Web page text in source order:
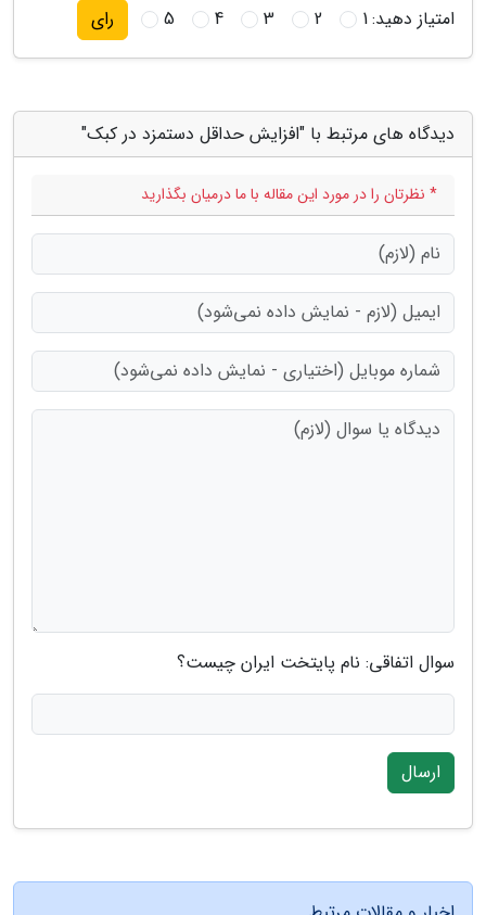
امتیاز دهید:1
2
3
4
5 رای
دیدگاه های مرتبط با "افزایش حداقل دستمزد در کبک"
* نظرتان را در مورد این مقاله با ما درمیان بگذارید
سوال اتفاقی: نام پایتخت ایران چیست؟
ارسال